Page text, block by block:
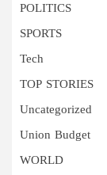
POLITICS
SPORTS
Tech
TOP STORIES
Uncategorized
Union Budget
WORLD